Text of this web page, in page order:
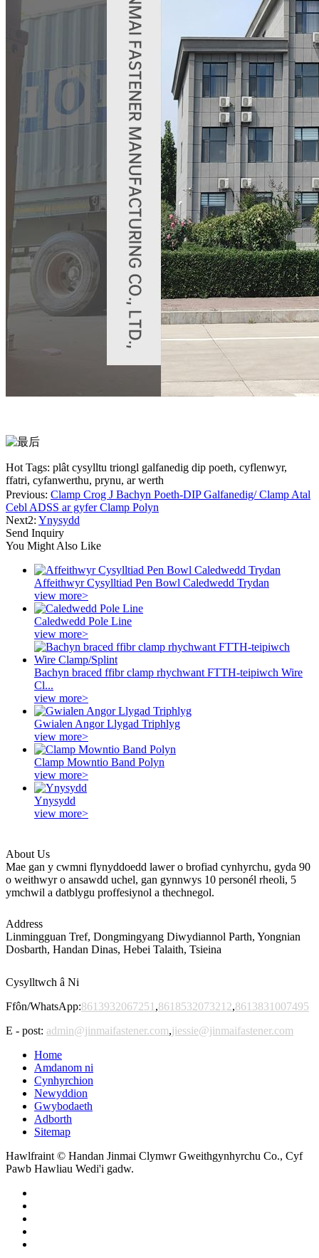
Hot Tags: plât cysylltu triongl galfanedig dip poeth, cyflenwyr,
ffatri, cyfanwerthu, prynu, ar werth
Previous: Clamp Crog J Bachyn Poeth-DIP Galfanedig/ Clamp Atal
Cebl ADSS ar gyfer Clamp Polyn
Next2: Ynysydd
Send Inquiry
You Might Also Like
Affeithwyr Cysylltiad Pen Bowl Caledwedd Trydan
view more>
Caledwedd Pole Line
view more>
Bachyn braced ffibr clamp rhychwant FTTH-teipiwch Wire
Cl...
view more>
Gwialen Angor Llygad Triphlyg
view more>
Clamp Mowntio Band Polyn
view more>
Ynysydd
view more>
About Us
Mae gan y cwmni flynyddoedd lawer o brofiad cynhyrchu, gyda 90
o weithwyr o ansawdd uchel, gan gynnwys 10 personél rheoli, 5
ymchwil a datblygu proffesiynol a thechnegol.
Address
Linmingguan Tref, Dongmingyang Diwydiannol Parth, Yongnian
Dosbarth, Handan Dinas, Hebei Talaith, Tsieina
Cysylltwch â Ni
Ffôn/WhatsApp:8613932067251 ,8618532073212,8613831007495
E - post: admin@jinmaifastener.com,jiessie@jinmaifastener.com
Home
Amdanom ni
Cynhyrchion
Newyddion
Gwybodaeth
Adborth
Sitemap
Hawlfraint © Handan Jinmai Clymwr Gweithgynhyrchu Co., Cyf
Pawb Hawliau Wedi'i gadw.